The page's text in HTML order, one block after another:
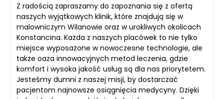
Z radością zapraszamy do zapoznania się z ofertą
naszych wyjątkowych klinik, które znajdują się w
malowniczym Wilanowie oraz w urokliwych okolicach
Konstancina. Każda z naszych placówek to nie tylko
miejsce wyposażone w nowoczesne technologie, ale
także oaza innowacyjnych metod leczenia, gdzie
komfort i wysoka jakość usług są dla nas priorytetem.
Jesteśmy dumni z naszej misji, by dostarczać
pacjentom najnowsze osiągnięcia medycyny. Dzięki